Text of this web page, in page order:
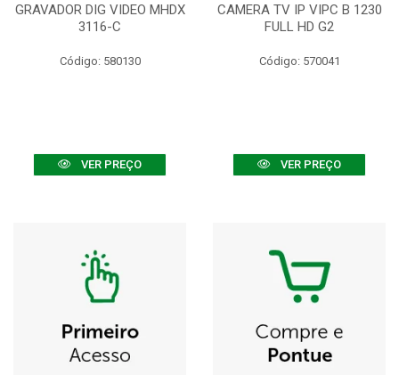
GRAVADOR DIG VIDEO MHDX
3116-C
Código: 580130
VER PREÇO
CAMERA TV IP VIPC B 1230
FULL HD G2
Código: 570041
VER PREÇO